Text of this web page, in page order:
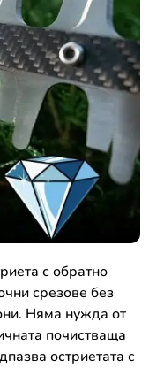
с обратно
срезове без
Няма нужда от
почистваща
остриетата с